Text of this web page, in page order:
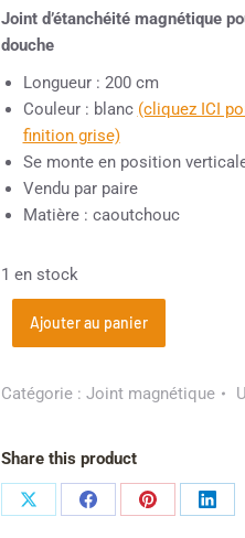
Joint d’étanchéité magnétique
douche
Longueur : 200 cm
Couleur : blanc (cliquez ICI
finition grise)
Se monte en position
Vendu par paire
Matière : caoutchouc
1 en stock
Ajouter au panier
Catégorie : Joint magnétique
Share this product